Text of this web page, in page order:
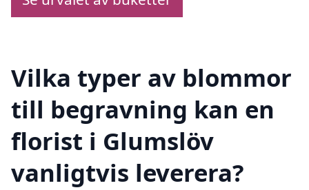
Vilka typer av blommor
till begravning kan en
florist i Glumslöv
vanligtvis leverera?